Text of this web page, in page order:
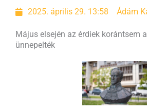
2025. április 29. 13:58 Ádám
Május elsején az érdiek korántsem
ünnepelték